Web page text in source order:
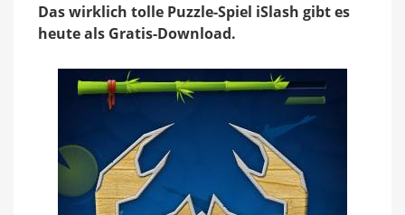
kostenlos
laden
Das wirklich tolle Puzzle-Spiel iSlash gibt es
heute als Gratis-Download.